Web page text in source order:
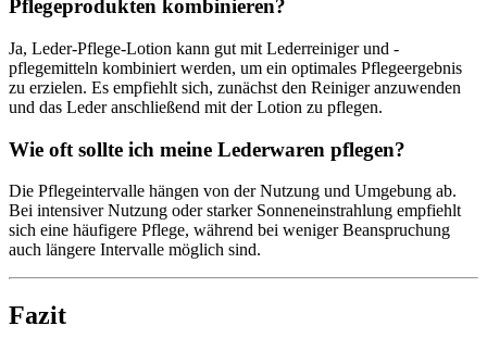
Pflegeprodukten kombinieren?
Ja, Leder-Pflege-Lotion kann gut mit Lederreiniger und -
pflegemitteln kombiniert werden, um ein optimales Pflegeergebnis
zu erzielen. Es empfiehlt sich, zunächst den Reiniger anzuwenden
und das Leder anschließend mit der Lotion zu pflegen.
Wie oft sollte ich meine Lederwaren pflegen?
Die Pflegeintervalle hängen von der Nutzung und Umgebung ab.
Bei intensiver Nutzung oder starker Sonneneinstrahlung empfiehlt
sich eine häufigere Pflege, während bei weniger Beanspruchung
auch längere Intervalle möglich sind.
Fazit